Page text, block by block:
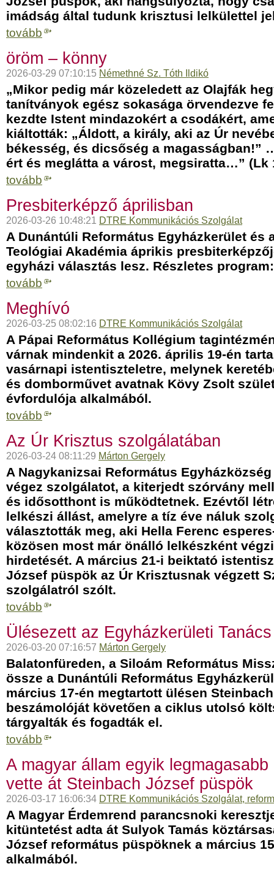
imádság által tudunk krisztusi lelkülettel
tovább
öröm – könny
2026-03-29 07:10:15 Némethné Sz. Tóth Ildikó
„Mikor pedig már közeledett az Olajfák
tanítványok egész sokasága örvendezve
kezdte Istent mindazokért a csodákért,
kiáltották: „Áldott, a király, aki az Úr
békesség, és dicsőség a magasságban!”
ért és meglátta a várost, megsiratta…” (Lk
tovább
Presbiterképző áprilisban
2026-03-26 10:48:21 DTRE Kommunikációs Szolgálat
A Dunántúli Református Egyházkerület és
Teológiai Akadémia áprikis
egyházi választás lesz. Részletes program:
tovább
Meghívó
2026-03-25 08:02:16 DTRE Kommunikációs Szolgálat
A Pápai Református Kollégium
várnak mindenkit a 2026. április 19-én
vasárnapi istentiszteletre, melynek
és domborművet avatnak Kövy Zsolt
évfordulója alkalmából.
tovább
Az Úr Krisztus szolgálatában
2026-03-24 08:11:29 Márton Gergely
A Nagykanizsai Református
végez szolgálatot, a kiterjedt szórvány
és idősotthont is működtetnek. Ezévtől
lelkészi állást, amelyre a tíz éve náluk
választották meg, aki Hella Ferenc
közösen most már önálló lelkészként
hirdetését. A március 21-i beiktató
József püspök az Úr Krisztusnak végzett
szolgálatról szólt.
tovább
Ülésezett az Egyházkerületi Tanács
2026-03-20 07:16:57 Márton Gergely
Balatonfüreden, a Siloám Református
össze a Dunántúli Református
március 17-én megtartott ülésen
beszámolóját követően a ciklus utolsó
tárgyalták és fogadták el.
tovább
A magyar állam egyik
vette át Steinbach József püspök
2026-03-17 16:06:34 DTRE Kommunikációs Szolgálat,
A Magyar Érdemrend parancsnoki
kitüntetést adta át Sulyok Tamás
József református püspöknek a március
alkalmából.